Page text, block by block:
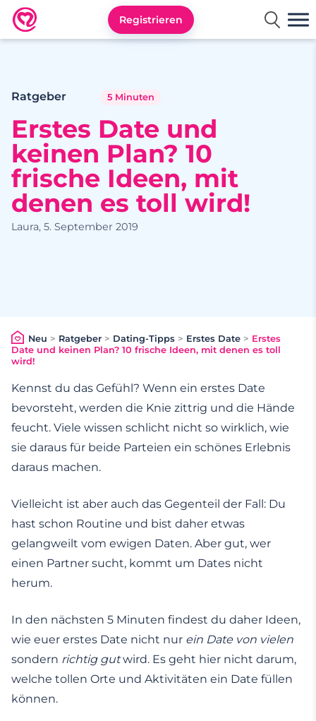
Neu.de
Registrieren
Ratgeber 5 Minuten
Erstes Date und
keinen Plan? 10
frische Ideen, mit
denen es toll wird!
Laura, 5. September 2019
Neu > Ratgeber > Dating-Tipps > Erstes Date > Erstes
Date und keinen Plan? 10 frische Ideen, mit denen es toll
wird!
Kennst du das Gefühl? Wenn ein erstes Date
bevorsteht, werden die Knie zittrig und die Hände
feucht. Viele wissen schlicht nicht so wirklich, wie
sie daraus für beide Parteien ein schönes Erlebnis
daraus machen.
Vielleicht ist aber auch das Gegenteil der Fall: Du
hast schon Routine und bist daher etwas
gelangweilt vom ewigen Daten. Aber gut, wer
einen Partner sucht, kommt um Dates nicht
herum.
In den nächsten 5 Minuten findest du daher Ideen,
wie euer erstes Date nicht nur ein Date von vielen
sondern richtig gutwird. Es geht hier nicht darum,
welche tollen Orte und Aktivitäten ein Date füllen
können.